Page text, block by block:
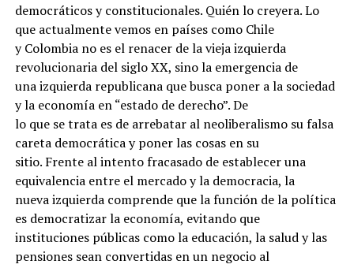
democráticos y constitucionales. Quién lo creyera. Lo
que actualmente vemos en países como Chile
y Colombia no es el renacer de la vieja izquierda
revolucionaria del siglo XX, sino la emergencia de
una izquierda republicana que busca poner a la sociedad
y la economía en “estado de derecho”. De
lo que se trata es de arrebatar al neoliberalismo su falsa
careta democrática y poner las cosas en su
sitio. Frente al intento fracasado de establecer una
equivalencia entre el mercado y la democracia, la
nueva izquierda comprende que la función de la política
es democratizar la economía, evitando que
instituciones públicas como la educación, la salud y las
pensiones sean convertidas en un negocio al